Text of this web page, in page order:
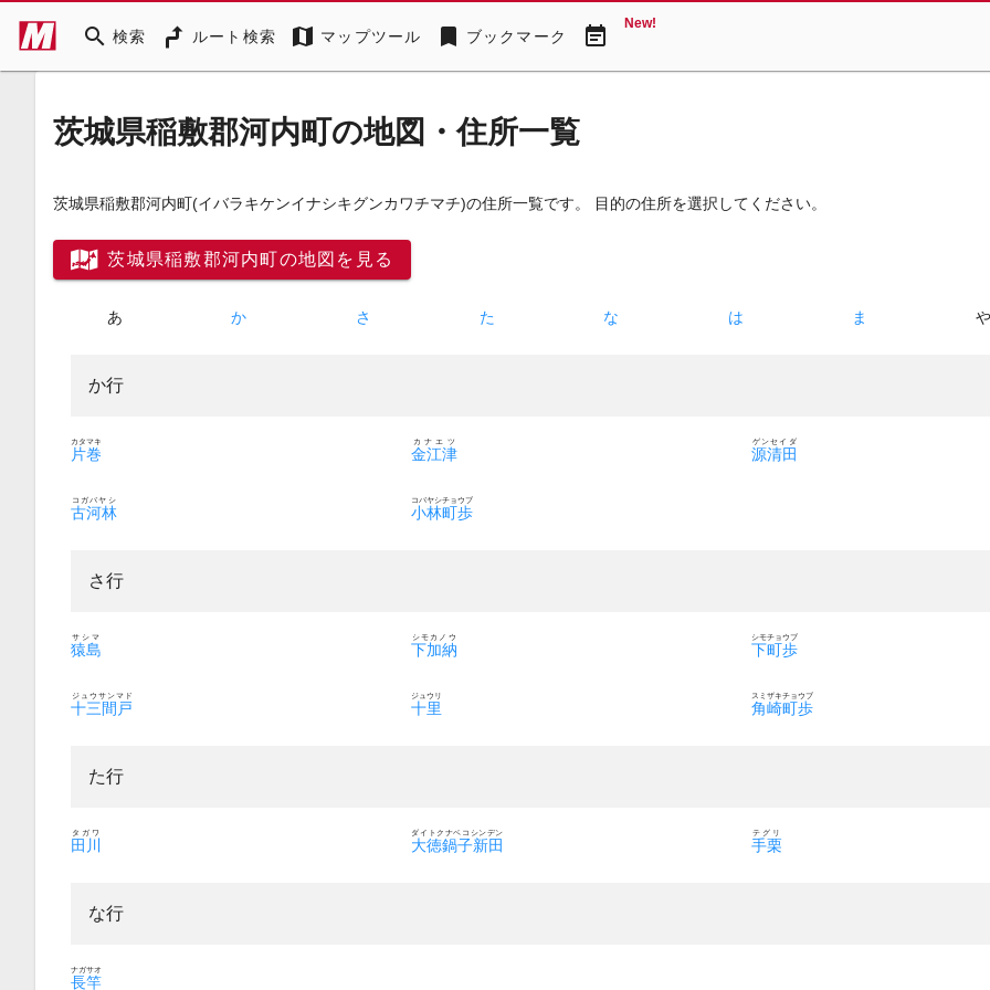
search 検索 ルート検索 map マップツール bookmark ブックマーク event_note New!
茨城県稲敷郡河内町の地図・住所一覧
茨城県稲敷郡河内町(イバラキケンイナシキグンカワチマチ)の住所一覧です。 目的の住所を選択してください。
茨城県稲敷郡河内町の地図を見る
あ か さ た な は ま や
か行
片巻
カタマキ
金江津
カナエツ
源清田
ゲンセイダ
古河林
コガバヤシ
小林町歩
コバヤシチョウブ
さ行
猿島
サシマ
下加納
シモカノウ
下町歩
シモチョウブ
十三間戸
ジュウサンマド
十里
ジュウリ
角崎町歩
スミザキチョウブ
た行
田川
タガワ
大徳鍋子新田
ダイトクナベコシンデン
手栗
テグリ
な行
長竿
ナガサオ